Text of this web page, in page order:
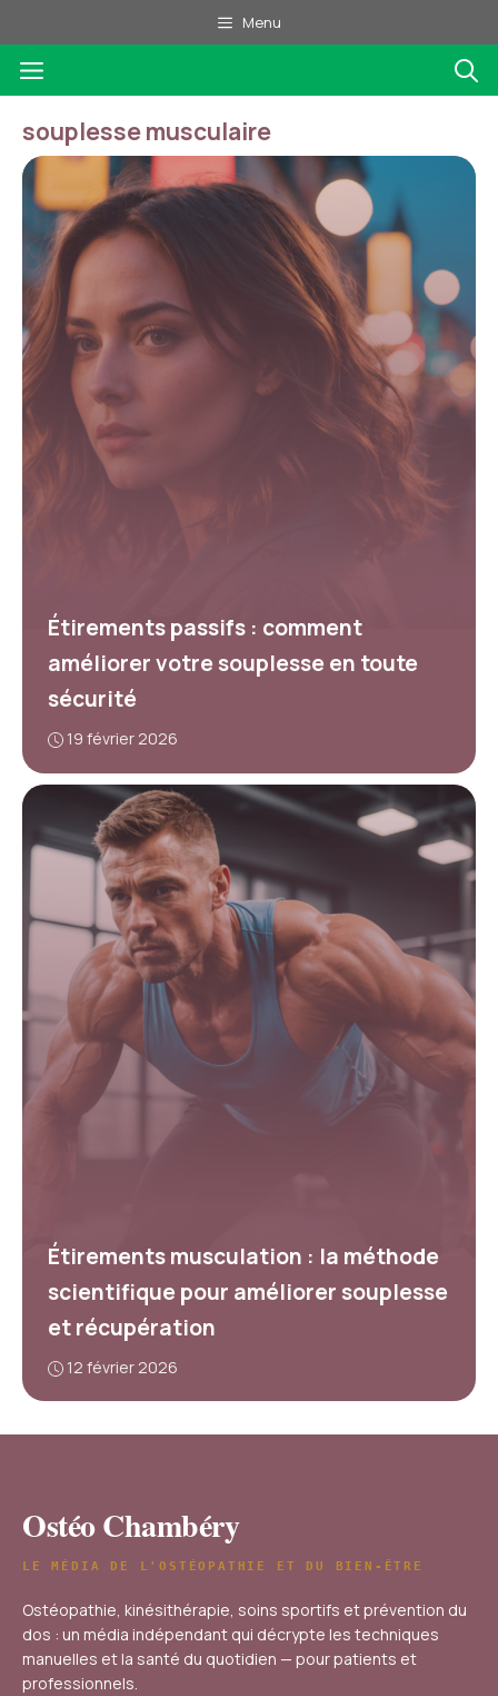
au
contenu
Menu
Menu
souplesse musculaire
Étirements passifs : comment
améliorer votre souplesse en toute
sécurité
19 février 2026
Étirements musculation : la méthode
scientifique pour améliorer souplesse
et récupération
12 février 2026
Ostéo Chambéry
LE MÉDIA DE L'OSTÉOPATHIE ET DU BIEN-ÊTRE
Ostéopathie, kinésithérapie, soins sportifs et prévention du
dos : un média indépendant qui décrypte les techniques
manuelles et la santé du quotidien — pour patients et
professionnels.